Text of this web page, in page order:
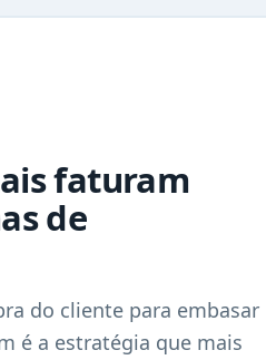
faturam
de
do cliente para embasar
é a estratégia que mais